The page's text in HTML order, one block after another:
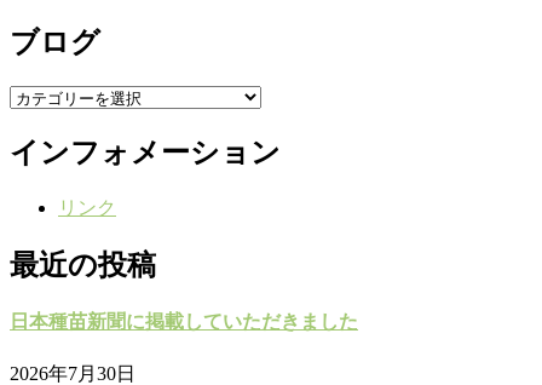
ブログ
ブ
グ
インフォメーション
リンク
最近の投稿
日本種苗新聞に掲載していただきました
2026年7月30日